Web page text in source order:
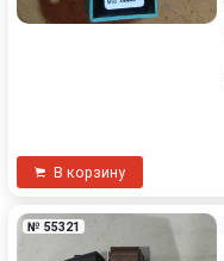
В корзину
№ 55321